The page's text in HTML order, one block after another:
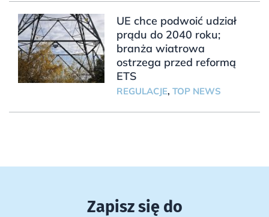
UE chce podwoić udział
prądu do 2040 roku;
branża wiatrowa
ostrzega przed reformą
ETS
REGULACJE, TOP NEWS
Zapisz się do